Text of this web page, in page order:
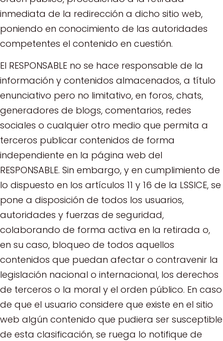
inmediata de la redirección a dicho sitio web,
poniendo en conocimiento de las autoridades
competentes el contenido en cuestión.
El RESPONSABLE no se hace responsable de la
información y contenidos almacenados, a título
enunciativo pero no limitativo, en foros, chats,
generadores de blogs, comentarios, redes
sociales o cualquier otro medio que permita a
terceros publicar contenidos de forma
independiente en la página web del
RESPONSABLE. Sin embargo, y en cumplimiento de
lo dispuesto en los artículos 11 y 16 de la LSSICE, se
pone a disposición de todos los usuarios,
autoridades y fuerzas de seguridad,
colaborando de forma activa en la retirada o,
en su caso, bloqueo de todos aquellos
contenidos que puedan afectar o contravenir la
legislación nacional o internacional, los derechos
de terceros o la moral y el orden público. En caso
de que el usuario considere que existe en el sitio
web algún contenido que pudiera ser susceptible
de esta clasificación, se ruega lo notifique de